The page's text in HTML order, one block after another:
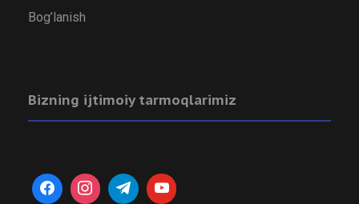
Bog’lanish
Bizning ijtimoiy tarmoqlarimiz